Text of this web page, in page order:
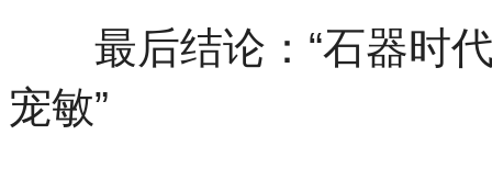
最后结论：“石器时代
宠敏”